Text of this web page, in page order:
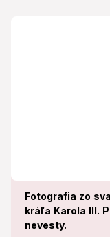
Fotografia zo
kráľa Karola III.
nevesty.